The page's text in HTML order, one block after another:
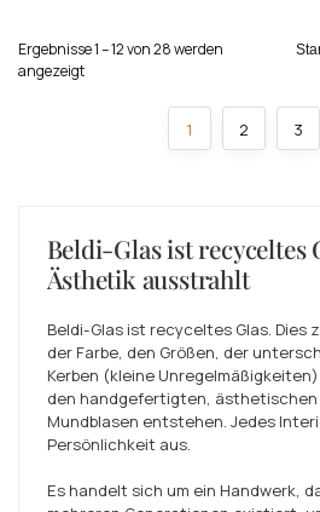
Ergebnisse 1 – 12 von 28 werden
angezeigt
1 2 3
Beldi-Glas ist recyceltes
Ästhetik ausstrahlt
Beldi-Glas ist recyceltes Glas. Dies
der Farbe, den Größen, der
Kerben (kleine
den handgefertigten, ästhetischen
Mundblasen entstehen. Jedes
Persönlichkeit aus.
Es handelt sich um ein Handwerk,